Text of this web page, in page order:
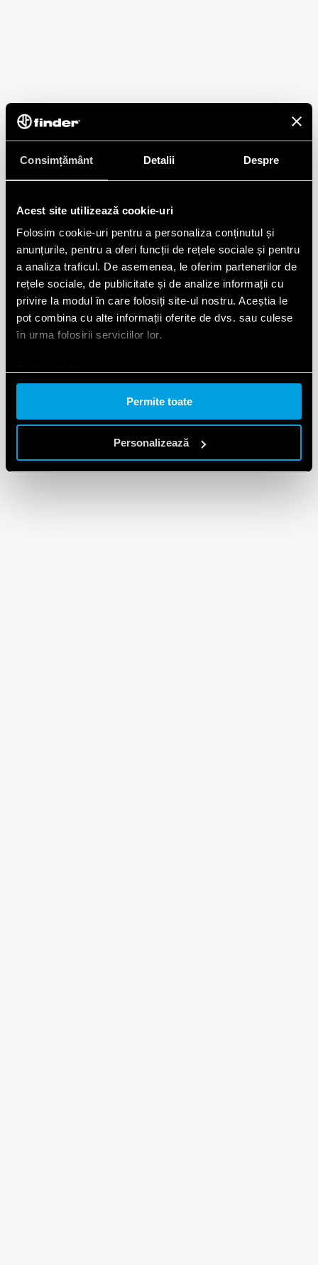
Consimțământ Detalii Despre
Acest site utilizează cookie-uri
Folosim cookie-uri pentru a personaliza conținutul și
anunțurile, pentru a oferi funcții de rețele sociale și pentru
a analiza traficul. De asemenea, le oferim partenerilor de
rețele sociale, de publicitate și de analize informații cu
privire la modul în care folosiți site-ul nostru. Aceștia le
pot combina cu alte informații oferite de dvs. sau culese
în urma folosirii serviciilor lor.
Permite toate
Personalizează